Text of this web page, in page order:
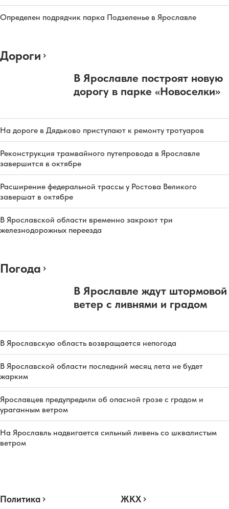
Определен подрядчик парка Подзеленье в Ярославле
Дороги
В Ярославле построят новую
дорогу в парке «Новоселки»
На дороге в Дядьково приступают к ремонту тротуаров
Реконструкция трамвайного путепровода в Ярославле
завершится в октябре
Расширение федеральной трассы у Ростова Великого
завершат в октябре
В Ярославской области временно закроют три
железнодорожных переезда
Погода
В Ярославле ждут штормовой
ветер с ливнями и градом
В Ярославскую область возвращается непогода
В Ярославской области последний месяц лета не будет
жарким
Ярославцев предупредили об опасной грозе с градом и
ураганным ветром
На Ярославль надвигается сильный ливень со шквалистым
ветром
Политика ЖКХ